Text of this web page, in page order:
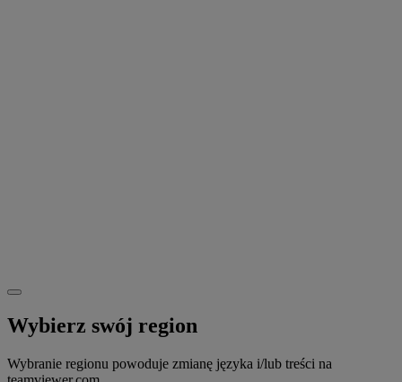
Wybierz swój region
Wybranie regionu powoduje zmianę języka i/lub treści na